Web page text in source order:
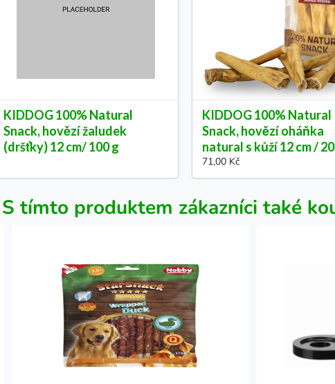
KIDDOG 100% Natural
Snack, hovězí žaludek
(dršťky) 12 cm/ 100 g
KIDDOG 100% Natural
Snack, hovězí oháňka
natural s kůží 12 cm /
71,00 Kč
S tímto produktem zákazníci také